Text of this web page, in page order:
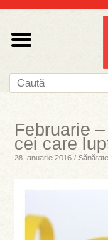
Februarie
cei care
28 Ianuarie 2016 / Sănătate